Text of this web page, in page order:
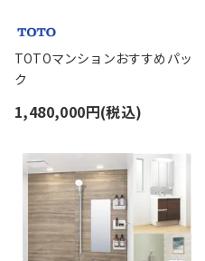
TOTOマンションおすすめパッ
ク
1,480,000円(税込)